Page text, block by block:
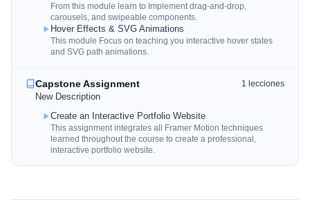
From this module learn to Implement drag-and-drop,
carousels, and swipeable components.
Hover Effects & SVG Animations
This module Focus on teaching you interactive hover states
and SVG path animations.
Capstone Assignment
New Description
1 lecciones
Create an Interactive Portfolio Website
This assignment integrates all Framer Motion techniques
learned throughout the course to create a professional,
interactive portfolio website.